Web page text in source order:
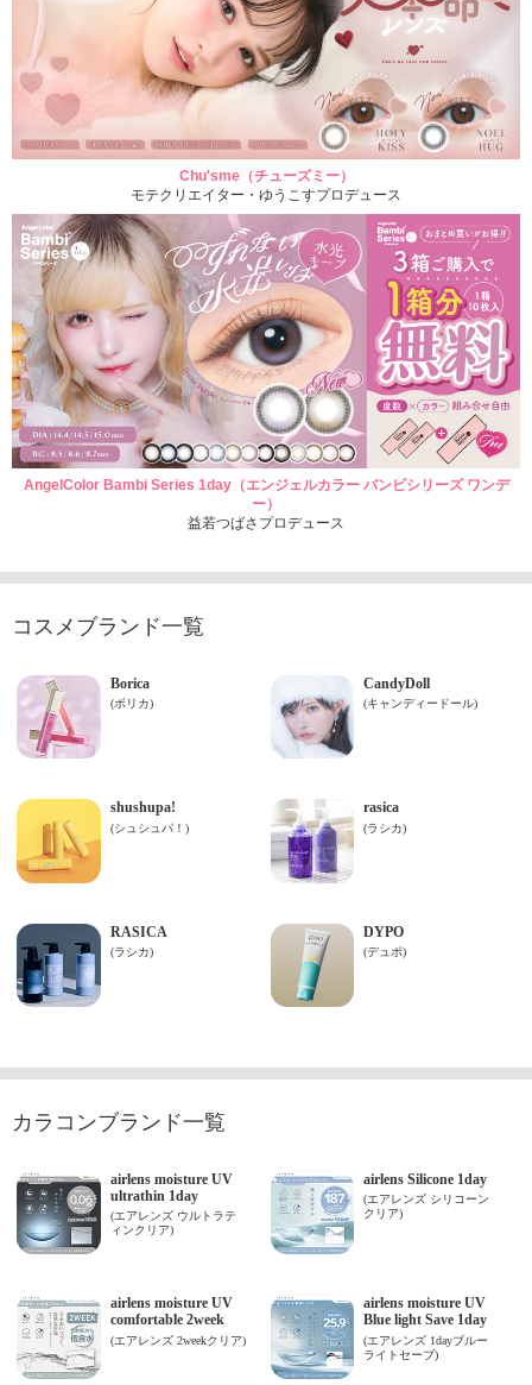
Chu'sme（チューズミー）
モテクリエイター・ゆうこすプロデュース
AngelColor Bambi Series 1day（エンジェルカラー バンビシリーズ ワンデ
ー）
益若つばさプロデュース
コスメブランド一覧
カラコンブランド一覧